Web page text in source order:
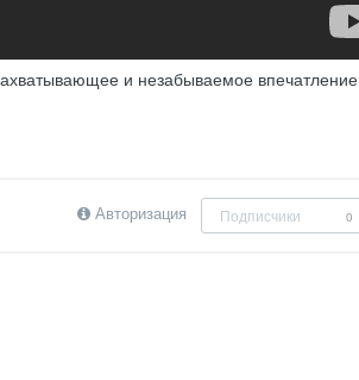
и незабываемое
Авторизация Подписчики 0